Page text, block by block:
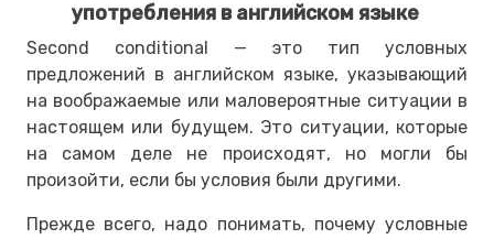
употребления в английском языке
Second conditional — это тип условных
предложений в английском языке, указывающий
на воображаемые или маловероятные ситуации в
настоящем или будущем. Это ситуации, которые
на самом деле не происходят, но могли бы
произойти, если бы условия были другими.
Прежде всего, надо понимать, почему условные